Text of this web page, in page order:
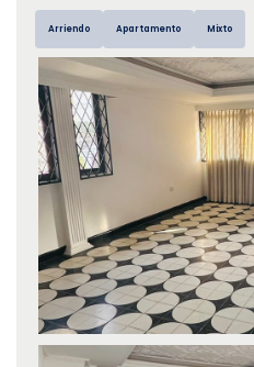
Arriendo Apartamento Mixto